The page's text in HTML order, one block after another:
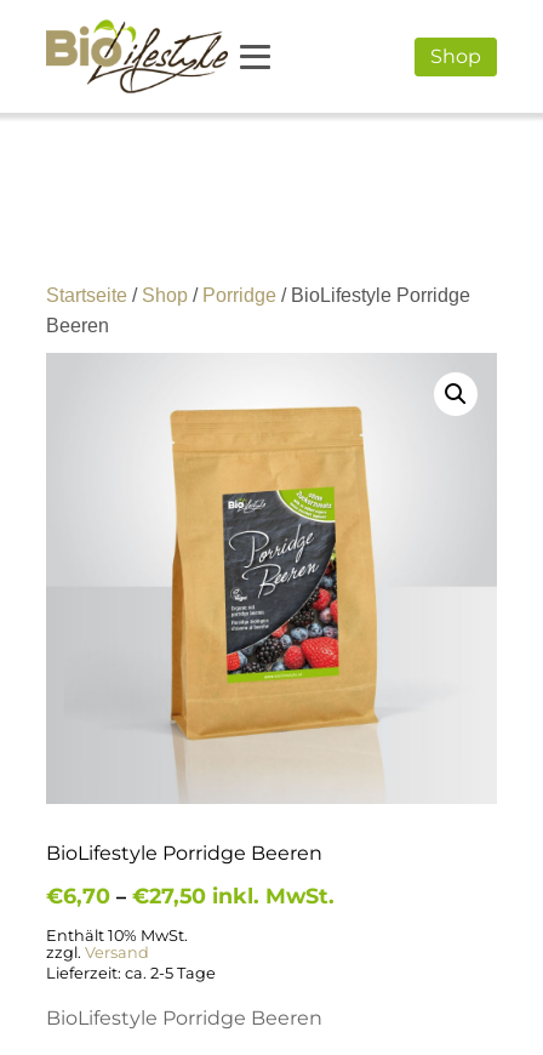
Shop
Startseite / Shop / Porridge / BioLifestyle Porridge
Beeren
BioLifestyle Porridge Beeren
€6,70 –€27,50Preisspanne:
inkl. MwSt.
Enthält 10% MwSt.
zzgl.Versand
Lieferzeit: ca. 2-5 Tage
BioLifestyle Porridge Beeren